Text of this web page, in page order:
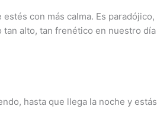
con más calma. Es
alto, tan frenético en nuestro
hasta que llega la noche y